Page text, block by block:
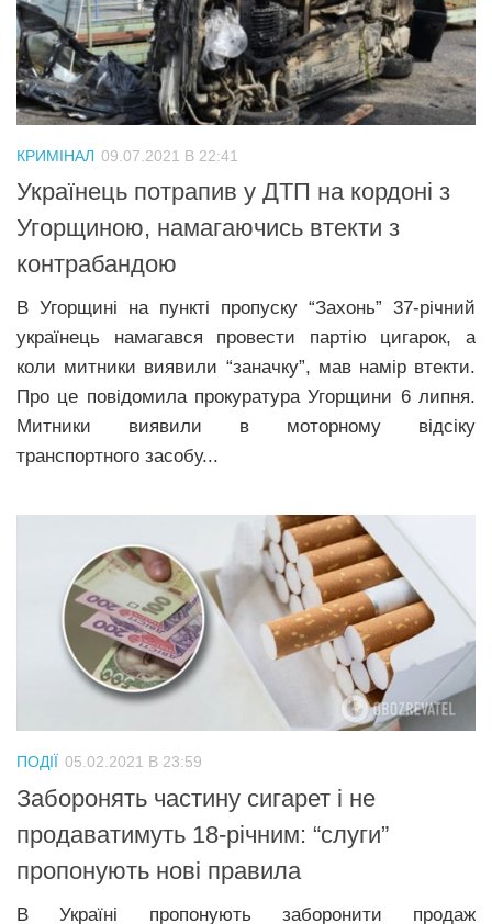
КРИМІНАЛ 09.07.2021 В 22:41
Українець потрапив у ДТП на кордоні з
Угорщиною, намагаючись втекти з
контрабандою
В Угорщині на пункті пропуску “Захонь” 37-річний
українець намагався провести партію цигарок, а
коли митники виявили “заначку”, мав намір втекти.
Про це повідомила прокуратура Угорщини 6 липня.
Митники виявили в моторному відсіку
транспортного засобу...
ПОДІЇ 05.02.2021 В 23:59
Заборонять частину сигарет і не
продаватимуть 18-річним: “слуги”
пропонують нові правила
В Україні пропонують заборонити продаж